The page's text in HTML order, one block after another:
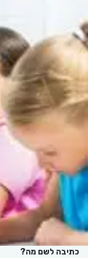
כתיבה לשם מה?